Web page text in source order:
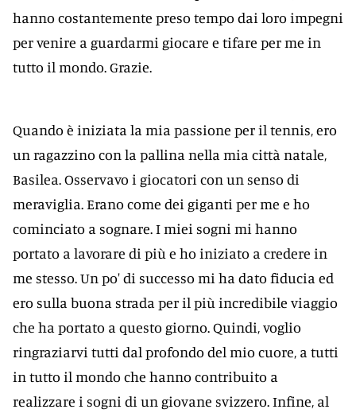
hanno costantemente preso tempo dai loro impegni
per venire a guardarmi giocare e tifare per me in
tutto il mondo. Grazie.
Quando è iniziata la mia passione per il tennis, ero
un ragazzino con la pallina nella mia città natale,
Basilea. Osservavo i giocatori con un senso di
meraviglia. Erano come dei giganti per me e ho
cominciato a sognare. I miei sogni mi hanno
portato a lavorare di più e ho iniziato a credere in
me stesso. Un po' di successo mi ha dato fiducia ed
ero sulla buona strada per il più incredibile viaggio
che ha portato a questo giorno. Quindi, voglio
ringraziarvi tutti dal profondo del mio cuore, a tutti
in tutto il mondo che hanno contribuito a
realizzare i sogni di un giovane svizzero. Infine, al